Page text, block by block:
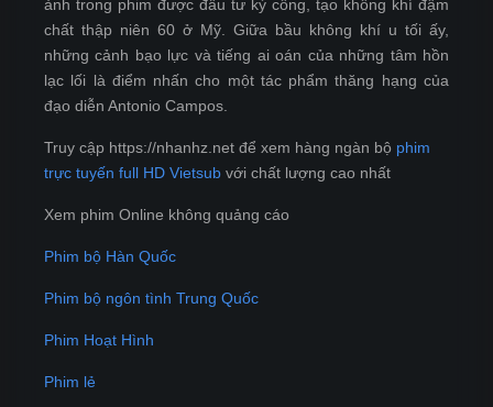
ảnh trong phim được đầu tư kỳ công, tạo không khí đậm
chất thập niên 60 ở Mỹ. Giữa bầu không khí u tối ấy,
những cảnh bạo lực và tiếng ai oán của những tâm hồn
lạc lối là điểm nhấn cho một tác phẩm thăng hạng của
đạo diễn Antonio Campos.
Truy cập https://nhanhz.net để xem hàng ngàn bộ phim
trực tuyến full HD Vietsub với chất lượng cao nhất
Xem phim Online không quảng cáo
Phim bộ Hàn Quốc
Phim bộ ngôn tình Trung Quốc
Phim Hoạt Hình
Phim lẻ